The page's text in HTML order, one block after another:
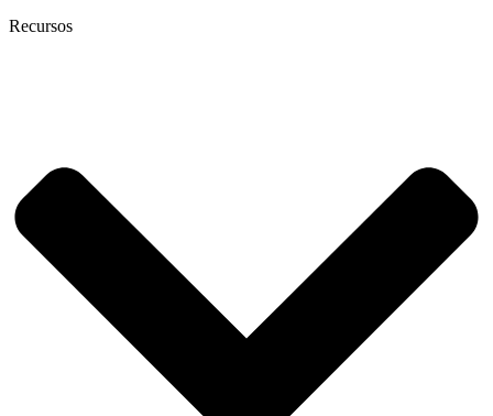
Recursos